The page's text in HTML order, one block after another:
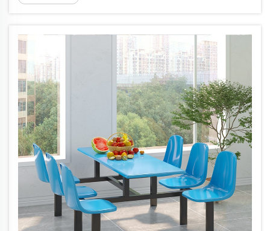
ພາຍໃນ, ອາກາດ, ແລະ ປະສົບການຂອງລູກຄ້າ...